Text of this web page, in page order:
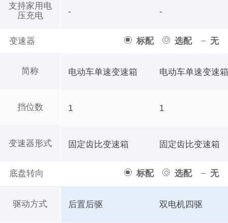
支持家用电
压充电
变速器 标配 选配 无
简称
挡位数
变速器形式
底盘转向 标配 选配 无
驱动方式
- -
电动车单速变速箱 电动车单速变速
1 1
固定齿比变速箱 固定齿比变速箱
后置后驱 双电机四驱